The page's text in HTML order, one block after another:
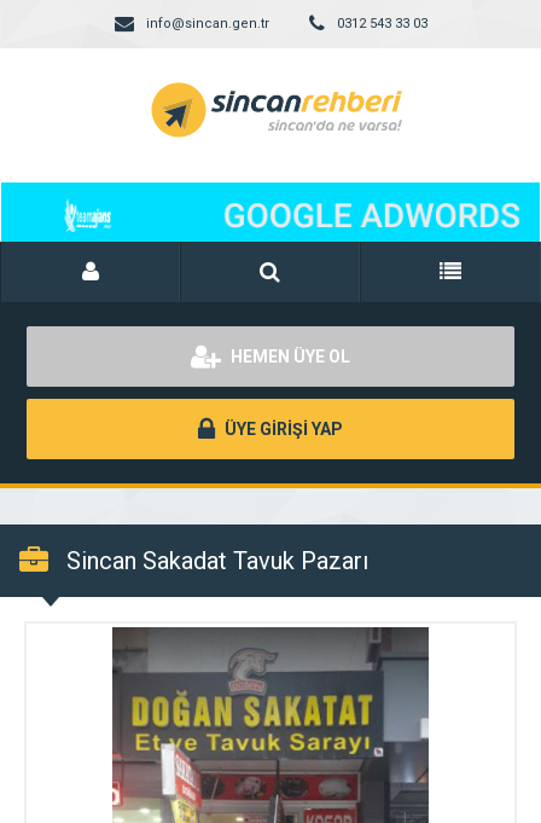
info@sincan.gen.tr 0312 543 33 03
HEMEN ÜYE OL
ÜYE GİRİŞİ YAP
Sincan Sakadat Tavuk Pazarı